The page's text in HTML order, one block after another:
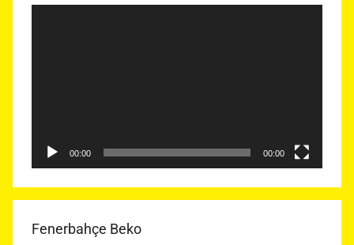
00:00 00:00
Fenerbahçe Beko